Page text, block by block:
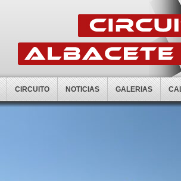
CIRCUITO NOTICIAS GALERIAS